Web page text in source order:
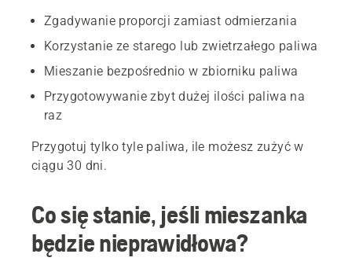
Zgadywanie proporcji zamiast odmierzania
Korzystanie ze starego lub zwietrzałego paliwa
Mieszanie bezpośrednio w zbiorniku paliwa
Przygotowywanie zbyt dużej ilości paliwa na
raz
Przygotuj tylko tyle paliwa, ile możesz zużyć w
ciągu 30 dni.
Co się stanie, jeśli mieszanka
będzie nieprawidłowa?